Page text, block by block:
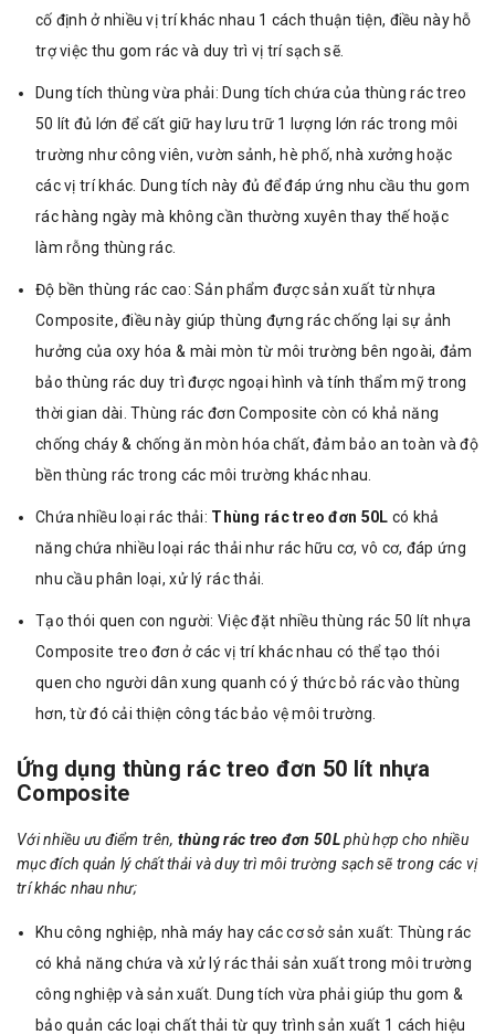
cố định ở nhiều vị trí khác nhau 1 cách thuận tiện, điều này hỗ
trợ việc thu gom rác và duy trì vị trí sạch sẽ.
Dung tích thùng vừa phải: Dung tích chứa của thùng rác treo
50 lít đủ lớn để cất giữ hay lưu trữ 1 lượng lớn rác trong môi
trường như công viên, vườn sảnh, hè phố, nhà xưởng hoặc
các vị trí khác. Dung tích này đủ để đáp ứng nhu cầu thu gom
rác hàng ngày mà không cần thường xuyên thay thế hoặc
làm rỗng thùng rác.
Độ bền thùng rác cao: Sản phẩm được sản xuất từ nhựa
Composite, điều này giúp thùng đựng rác chống lại sự ảnh
hưởng của oxy hóa & mài mòn từ môi trường bên ngoài, đảm
bảo thùng rác duy trì được ngoại hình và tính thẩm mỹ trong
thời gian dài. Thùng rác đơn Composite còn có khả năng
chống cháy & chống ăn mòn hóa chất, đảm bảo an toàn và độ
bền thùng rác trong các môi trường khác nhau.
Chứa nhiều loại rác thải: Thùng rác treo đơn 50L có khả
năng chứa nhiều loại rác thải như rác hữu cơ, vô cơ, đáp ứng
nhu cầu phân loại, xử lý rác thải.
Tạo thói quen con người: Việc đặt nhiều thùng rác 50 lít nhựa
Composite treo đơn ở các vị trí khác nhau có thể tạo thói
quen cho người dân xung quanh có ý thức bỏ rác vào thùng
hơn, từ đó cải thiện công tác bảo vệ môi trường.
Ứng dụng thùng rác treo đơn 50 lít nhựa
Composite
Với nhiều ưu điểm trên, thùng rác treo đơn 50Lphù hợp cho nhiều
mục đích quản lý chất thải và duy trì môi trường sạch sẽ trong các vị
trí khác nhau như;
Khu công nghiệp, nhà máy hay các cơ sở sản xuất: Thùng rác
có khả năng chứa và xử lý rác thải sản xuất trong môi trường
công nghiệp và sản xuất. Dung tích vừa phải giúp thu gom &
bảo quản các loại chất thải từ quy trình sản xuất 1 cách hiệu